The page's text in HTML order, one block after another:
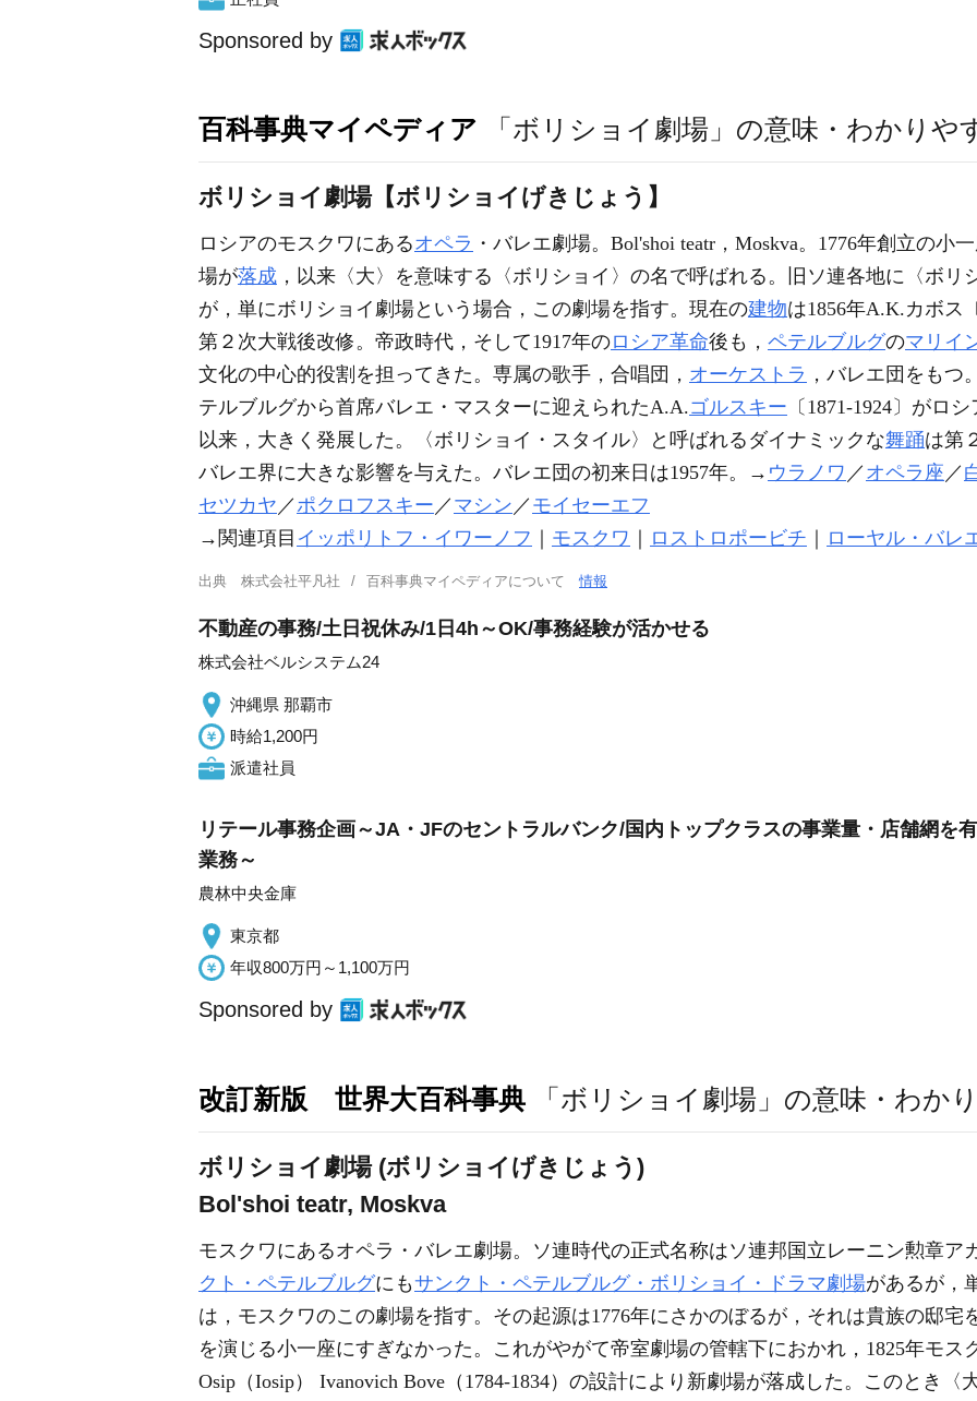
Sponsored by
百科事典マイペディア 「ボリショイ劇場」の意味・わかりや
ボリショイ劇場【ボリショイげきじょう】
ロシアのモスクワにあるオペラ ・バレエ劇場。Bol'shoi teatr，Moskva。1776年創立の小
場が落成 ，以来〈大〉を意味する〈ボリショイ〉の名で呼ばれる。旧ソ連各地に〈ボリ
が，単にボリショイ劇場という場合，この劇場を指す。現在の建物は1856年A.K.カボス
第２次大戦後改修。帝政時代，そして1917年のロシア革命後も， ペテルブルグのマリイ
文化の中心的役割を担ってきた。専属の歌手，合唱団， オーケストラ ，バレエ団をもつ
テルブルグから首席バレエ・マスターに迎えられたA.A.ゴルスキー 〔1871-1924〕がロ
以来，大きく発展した。〈ボリショイ・スタイル〉と呼ばれるダイナミックな舞踊は第
バレエ界に大きな影響を与えた。バレエ団の初来日は1957年。→ ウラノワ ／ オペラ座 ／
セツカヤ ／ポクロフスキー ／ マシン ／ モイセーエフ
→関連項目 イッポリトフ・イワーノフ モスクワ ロストロポービチ ローヤル・バレ
出典 株式会社平凡社 百科事典マイペディアについて情報
不動産の事務/土日祝休み/1日4h～OK/事務経験が活かせる
株式会社ベルシステム24
沖縄県 那覇市
時給1,200円
派遣社員
リテール事務企画～JA・JFのセントラルバンク/国内トップクラスの事業量・店舗網を
業務～
農林中央金庫
東京都
年収800万円～1,100万円
Sponsored by
改訂新版 世界大百科事典 「ボリショイ劇場」の意味・わか
ボリショイ劇場 (ボリショイげきじょう)
Bol'shoi teatr, Moskva
モスクワにあるオペラ・バレエ劇場。ソ連時代の正式名称はソ連邦国立レーニン勲章ア
クト・ペテルブルグにもサンクト・ペテルブルグ・ボリショイ・ドラマ劇場があるが，
は，モスクワのこの劇場を指す。その起源は1776年にさかのぼるが，それは貴族の邸宅
を演じる小一座にすぎなかった。これがやがて帝室劇場の管轄下におかれ，1825年モス
Osip（Iosip） Ivanovich Bove（1784-1834）の設計により新劇場が落成した。このとき〈